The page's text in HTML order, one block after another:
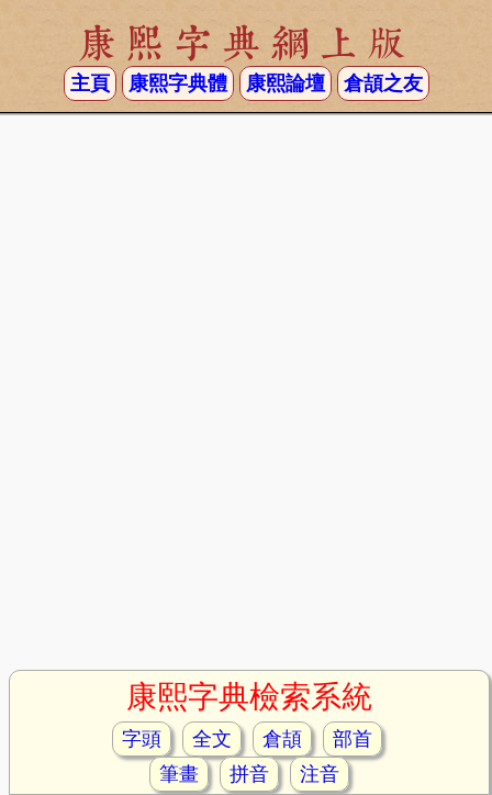
康熙字典網上版
主頁 康熙字典體 康熙論壇 倉頡之友
康熙字典檢索系統
字頭 全文 倉頡
部首
筆畫
拼音
注音